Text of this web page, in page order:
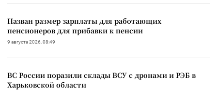
Назван размер зарплаты для работающих
пенсионеров для прибавки к пенсии
9 августа 2026, 08:49
ВС России поразили склады ВСУ с дронами и РЭБ в
Харьковской области